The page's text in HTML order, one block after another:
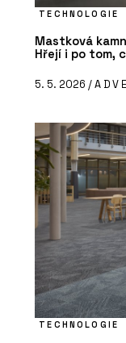
TECHNOLOGIE
Mastková
Hřejí i po tom,
5. 5. 2026 /
TECHNOLOGIE